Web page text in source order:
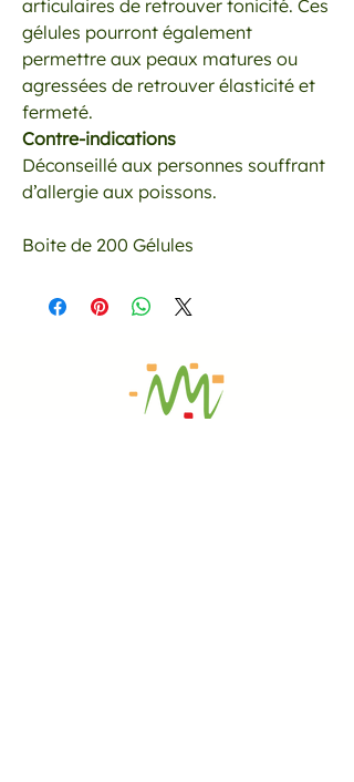
articulaires de retrouver tonicité. Ces
gélules pourront également
permettre aux peaux matures ou
agressées de retrouver élasticité et
fermeté.
Contre-indications
Déconseillé aux personnes souffrant
d’allergie aux poissons.
Boite de 200 Gélules